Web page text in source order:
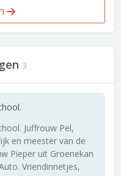
3
Juffrouw Pel,
en meester van de
Pieper uit Groenekan
Vriendinnetjes,